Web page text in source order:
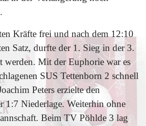
Kräfte frei und nach dem 12:10
Satz, durfte der 1. Sieg in der 3.
werden. Mit der Euphorie war es
SUS Tettenborn 2 schnell
Peters erzielte den
1:7 Niederlage. Weiterhin ohne
Beim TV Pöhlde 3 lag